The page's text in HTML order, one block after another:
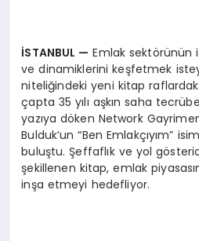
İSTANBUL — Emlak sektörünün
ve dinamiklerini keşfetmek
niteliğindeki yeni kitap raflardaki
çapta 35 yılı aşkın saha
yazıya döken Network
Bulduk’un “Ben Emlakçıyım”
buluştu. Şeffaflık ve yol
şekillenen kitap, emlak
inşa etmeyi hedefliyor.